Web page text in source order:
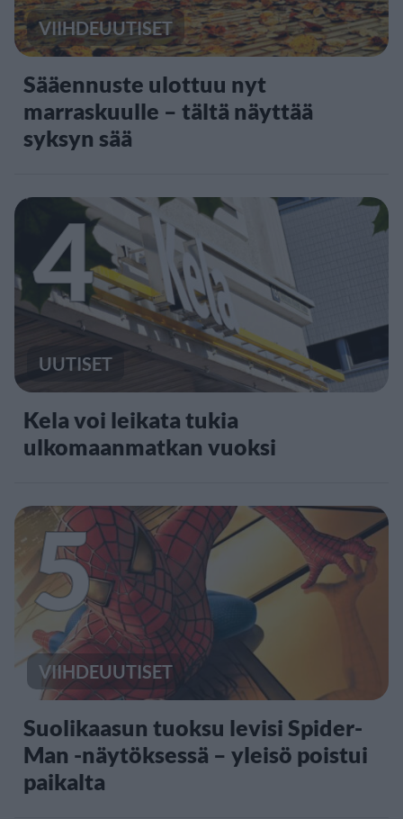
VIIHDEUUTISET
Sääennuste ulottuu nyt
marraskuulle – tältä näyttää
syksyn sää
4
UUTISET
Kela voi leikata tukia
ulkomaanmatkan vuoksi
5
VIIHDEUUTISET
Suolikaasun tuoksu levisi Spider-
Man -näytöksessä – yleisö poistui
paikalta